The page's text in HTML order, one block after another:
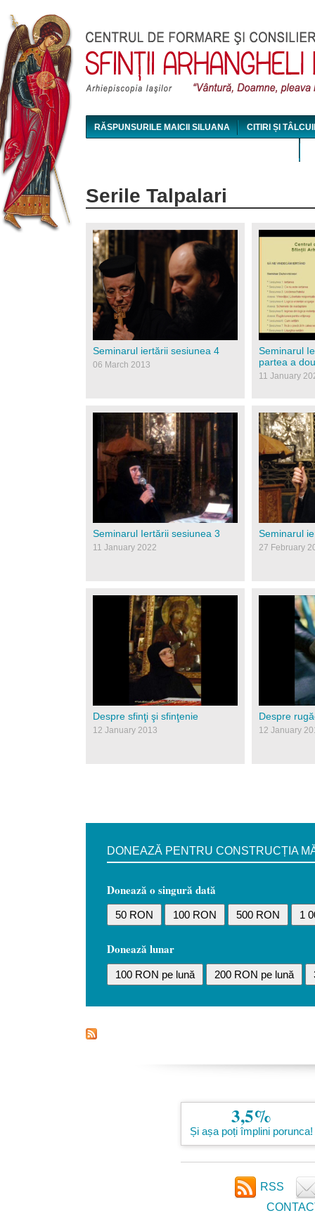
RĂSPUNSURILE MAICII SILUANA CITIRI ȘI
Serile Talpalari
Seminarul iertării sesiunea 4
06 March 2013
Seminarul
partea a
11 January
52673193.jpg
Seminarul Iertării sesiunea 3
11 January 2022
Seminarul
27 February
30084879.jpg
Despre sfinţi şi sfinţenie
12 January 2013
Despre
12 January
Pages
DONEAZĂ PENTRU CONSTRUCȚIA
Donează o singură dată
50 RON 100 RON 500 RON 1
Donează lunar
100 RON pe lună 200 RON pe lună
3,5%
Și așa poți împlini porunca!
RSS